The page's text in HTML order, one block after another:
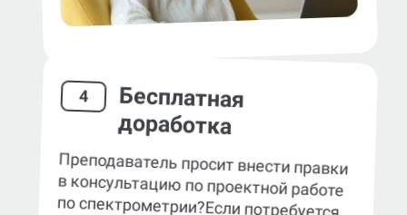
4 Бесплатная
доработка
Преподаватель просит внести правки
в консультацию по проектной работе
по спектрометрии?Если потребуется,